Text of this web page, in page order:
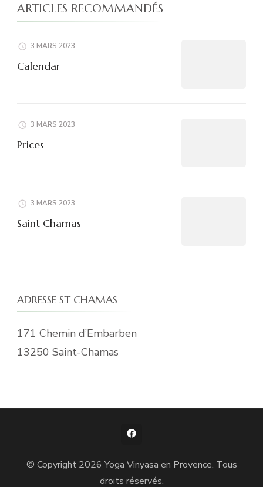
ARTICLES RECOMMANDÉS
3 MARS 2023
Calendar
3 MARS 2023
Prices
3 MARS 2023
Saint Chamas
ADRESSE ST CHAMAS
171 Chemin d’Embarben
13250 Saint-Chamas
© Copyright 2026Yoga Vinyasa en Provence. Tous
droits réservés.